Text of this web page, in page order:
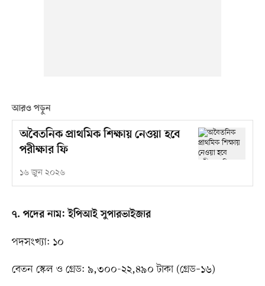
আরও পড়ুন
অবৈতনিক প্রাথমিক শিক্ষায় নেওয়া হবে
পরীক্ষার ফি
১৬ জুন ২০২৬
৭. পদের নাম: ইপিআই সুপারভাইজার
পদসংখ্যা: ১০
বেতন স্কেল ও গ্রেড: ৯,৩০০-২২,৪৯০ টাকা (গ্রেড–১৬)